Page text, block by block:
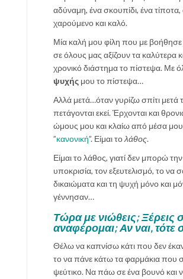
αδύναμη, ένα σκουπίδι, ένα τίποτα,
χαρούμενο και καλό.
Μία καλή μου φίλη που με
σε όλους μας αξίζουν τα καλύτερα
χρονικό διάστημα το πίστεψα. Με
ψυχής μου το πίστεψα…
Αλλά μετά…όταν γυρίζω σπίτι μετά
πετάγονται εκεί. Έρχονται και
ώμους μου και κλαίω από μέσα μου
”κανονική”. Είμαι τολάθος.
Είμαι το λάθος, γιατί δεν μπορώ την
υποκρισία, τον εξευτελισμό, το να
δικαιώματα και τη ψυχή μόνο και
γέννησαν…
Τώρα με νιώθεις; Ξέρεις
αναφέρομαι; Αν ναι, τότε
Θέλω να καπνίσω κάτι που δεν
το να πάνε κάτω τα φαρμάκια που
ψεύτικο. Να πάω σε ένα βουνό και